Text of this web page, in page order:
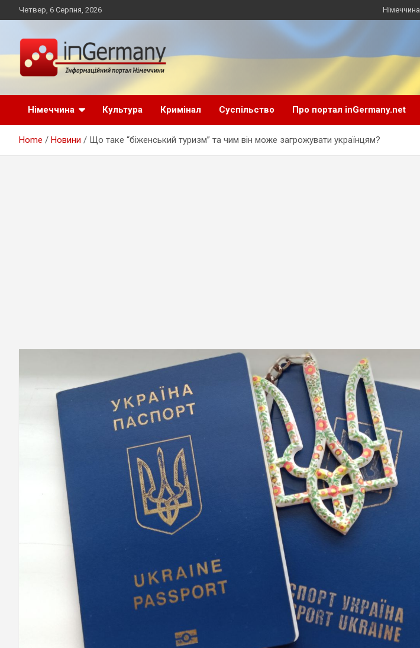
to
Четвер, 6 Серпня, 2026 Німеччина
inGermany.net
інформаційний
портал в Німеччині
Німеччини, українці в Німеччині
Німеччина
Культура Кримінал Суспільство Про портал inGermany.net
Home Новини Що таке “біженський туризм” та чим він може загрожувати українцям?